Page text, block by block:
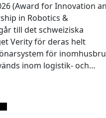
(Award for Innovation
in Robotics &
till det schweiziska
Verity för deras helt
för
inom logistik- och